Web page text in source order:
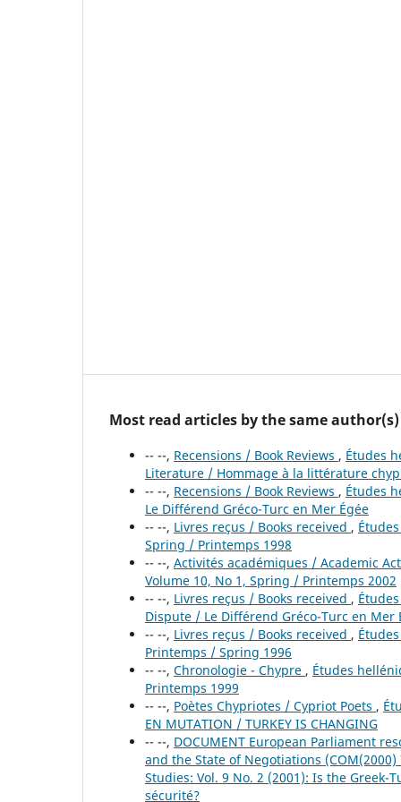
Most read articles by the same author(s)
-- --, Recensions / Book Reviews , Études
Literature / Hommage à la littérature
-- --, Recensions / Book Reviews , Études
Le Différend Gréco-Turc en Mer Égée
-- --, Livres reçus / Books received ,
Spring / Printemps 1998
-- --, Activités académiques / Academic
Volume 10, No 1, Spring / Printemps 2002
-- --, Livres reçus / Books received ,
Dispute / Le Différend Gréco-Turc en Mer
-- --, Livres reçus / Books received ,
Printemps / Spring 1996
-- --, Chronologie - Chypre , Études
Printemps 1999
-- --, Poètes Chypriotes / Cypriot Poets ,
EN MUTATION / TURKEY IS CHANGING
-- --, DOCUMENT European Parliament
and the State of Negotiations
Studies: Vol. 9 No. 2 (2001): Is the
sécurité?